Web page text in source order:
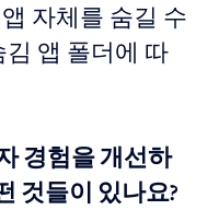
자체를 숨길 수
앱 폴더에 따
경험을 개선하
것들이 있나요?